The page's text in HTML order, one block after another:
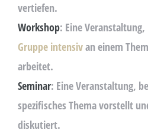
vertiefen.
Workshop: Eine Veranstaltung,
Gruppe intensivan einem
arbeitet.
Seminar: Eine Veranstaltung,
spezifisches Thema vorstellt
diskutiert.